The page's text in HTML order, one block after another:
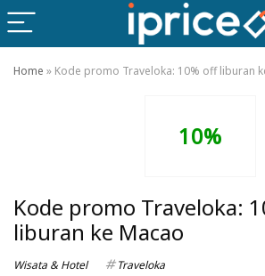
Home » Kode promo Traveloka: 10% off liburan
10%
Kode promo Traveloka:
liburan ke Macao
Wisata & Hotel Traveloka